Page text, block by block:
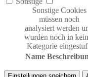
Sonstige Cookies
müssen noch
analysiert werden
wurden noch in
Kategorie
Name